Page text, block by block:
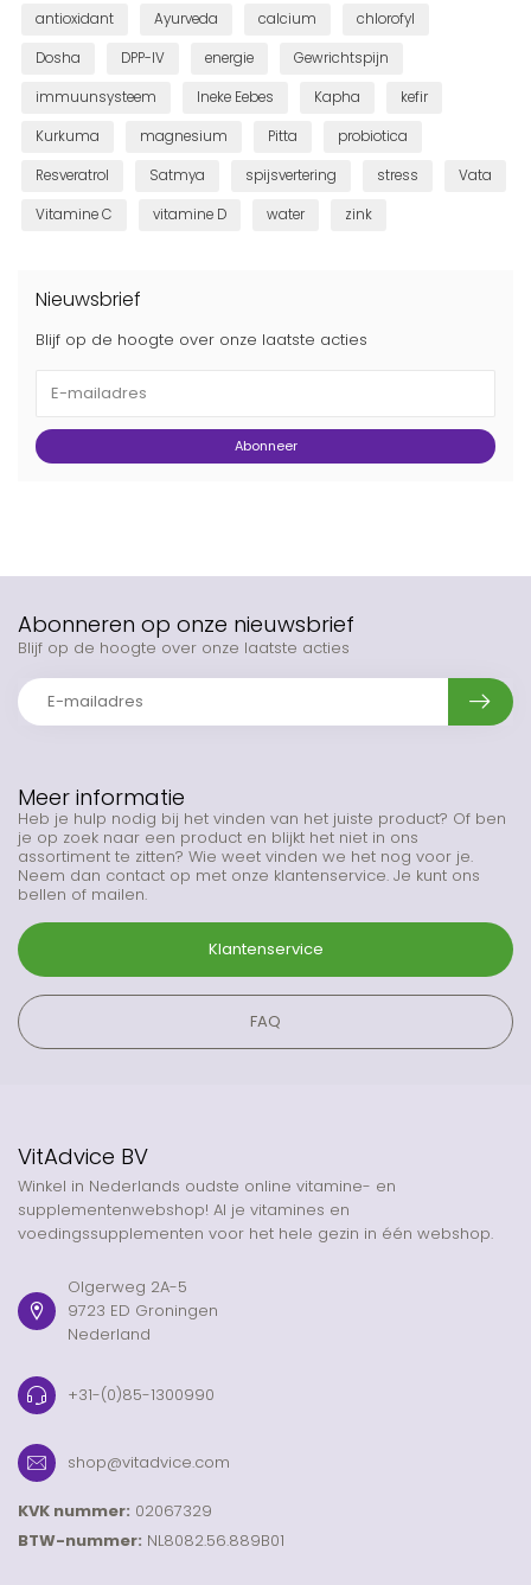
antioxidant Ayurveda calcium chlorofyl
Dosha DPP-IV energie Gewrichtspijn
immuunsysteem Ineke Eebes Kapha kefir
Kurkuma magnesium Pitta probiotica
Resveratrol Satmya spijsvertering stress Vata
Vitamine C vitamine D water zink
Nieuwsbrief
Blijf op de hoogte over onze laatste acties
Abonneer
Meer informatie
Heb je hulp nodig bij het vinden van het juiste product? Of ben
je op zoek naar een product en blijkt het niet in ons
assortiment te zitten? Wie weet vinden we het nog voor je.
Neem dan contact op met onze klantenservice. Je kunt ons
bellen of mailen.
Klantenservice
FAQ
Abonneren op onze nieuwsbrief
Blijf op de hoogte over onze laatste acties
VitAdvice BV
Winkel in Nederlands oudste online vitamine- en
supplementenwebshop! Al je vitamines en
voedingssupplementen voor het hele gezin in één webshop.
Olgerweg 2A-5
9723 ED Groningen
Nederland
+31-(0)85-1300990
shop@vitadvice.com
KVK nummer: 02067329
BTW-nummer: NL8082.56.889B01